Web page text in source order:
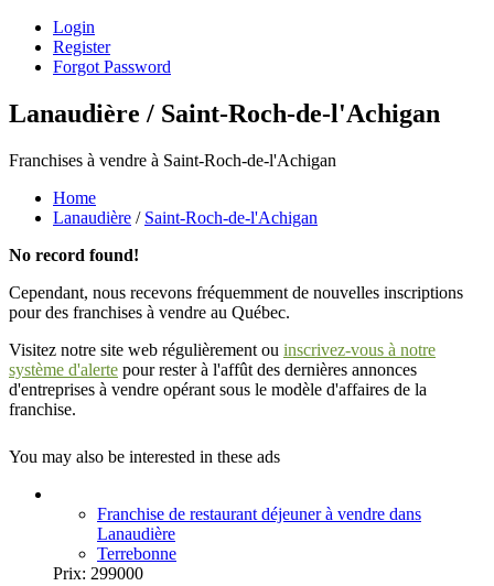
Login
Register
Forgot Password
Lanaudière / Saint-Roch-de-l'Achigan
Franchises à vendre à Saint-Roch-de-l'Achigan
Home
Lanaudière / Saint-Roch-de-l'Achigan
No record found!
Cependant, nous recevons fréquemment de nouvelles inscriptions
pour des franchises à vendre au Québec.
Visitez notre site web régulièrement ou inscrivez-vous à notre
système d'alerte pour rester à l'affût des dernières annonces
d'entreprises à vendre opérant sous le modèle d'affaires de la
franchise.
You may also be interested in these ads
Franchise de restaurant déjeuner à vendre dans
Lanaudière
Terrebonne
Prix: 299000